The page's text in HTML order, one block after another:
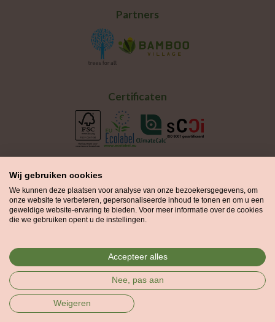
Partners
Certificaten
Groenprint is onderdeel van dePrintvisie Groep
en maakt gebruik
van de certificering van Printvisie voor drukwerk geproduceerd in
de Printvisie drukkerij.
Copyright © 2012-2026 Groenprint.nl
Algemene voorwaarden
Wij gebruiken cookies
We kunnen deze plaatsen voor analyse van onze bezoekersgegevens, om
onze website te verbeteren, gepersonaliseerde inhoud te tonen en om u een
geweldige website-ervaring te bieden. Voor meer informatie over de cookies
die we gebruiken opent u de instellingen.
Accepteer alles
Nee, pas aan
Weigeren